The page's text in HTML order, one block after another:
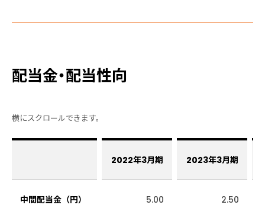
配当金・配当性向
2022年3月期 2023年3月期
中間配当金（円） 5.00 2.50